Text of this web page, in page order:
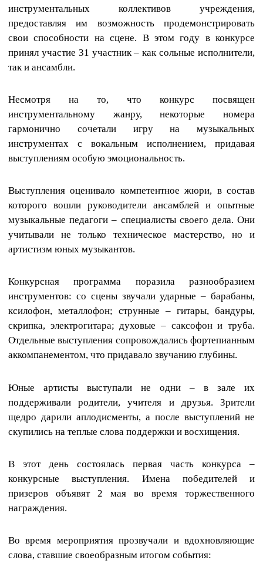
инструментальных коллективов учреждения,
предоставляя им возможность продемонстрировать
свои способности на сцене. В этом году в конкурсе
принял участие 31 участник – как сольные исполнители,
так и ансамбли.
Несмотря на то, что конкурс посвящен
инструментальному жанру, некоторые номера
гармонично сочетали игру на музыкальных
инструментах с вокальным исполнением, придавая
выступлениям особую эмоциональность.
Выступления оценивало компетентное жюри, в состав
которого вошли руководители ансамблей и опытные
музыкальные педагоги – специалисты своего дела. Они
учитывали не только техническое мастерство, но и
артистизм юных музыкантов.
Конкурсная программа поразила разнообразием
инструментов: со сцены звучали ударные – барабаны,
ксилофон, металлофон; струнные – гитары, бандуры,
скрипка, электрогитара; духовые – саксофон и труба.
Отдельные выступления сопровождались фортепианным
аккомпанементом, что придавало звучанию глубины.
Юные артисты выступали не одни – в зале их
поддерживали родители, учителя и друзья. Зрители
щедро дарили аплодисменты, а после выступлений не
скупились на теплые слова поддержки и восхищения.
В этот день состоялась первая часть конкурса –
конкурсные выступления. Имена победителей и
призеров объявят 2 мая во время торжественного
награждения.
Во время мероприятия прозвучали и вдохновляющие
слова, ставшие своеобразным итогом события: